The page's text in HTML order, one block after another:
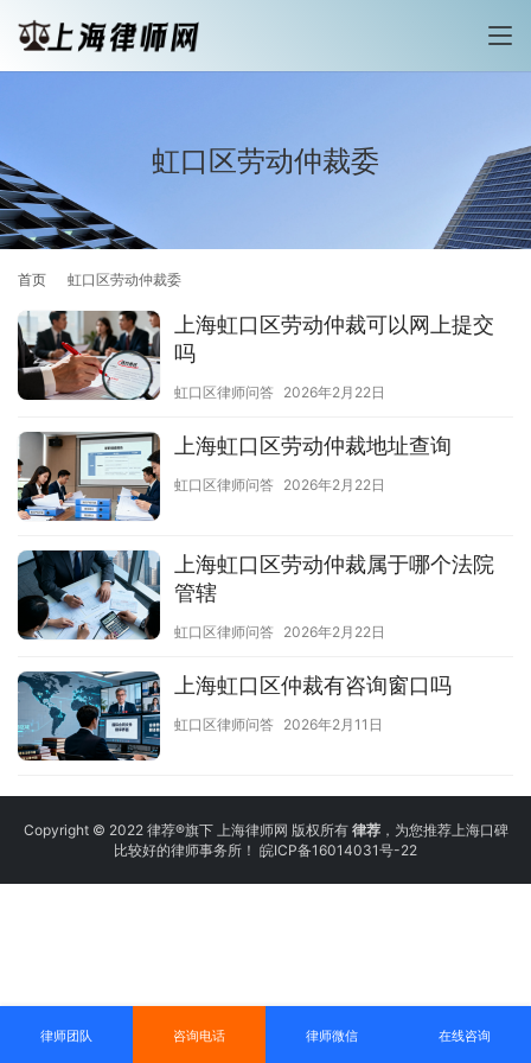
虹口区劳动仲裁委
首页 虹口区劳动仲裁委
上海虹口区劳动仲裁可以网上提交
吗
虹口区律师问答 2026年2月22日
上海虹口区劳动仲裁地址查询
虹口区律师问答 2026年2月22日
上海虹口区劳动仲裁属于哪个法院
管辖
虹口区律师问答 2026年2月22日
上海虹口区仲裁有咨询窗口吗
虹口区律师问答 2026年2月11日
Copyright © 2022 律荐®旗下 上海律师网 版权所有 律荐，为您推荐上海口碑
比较好的律师事务所！ 皖ICP备16014031号-22
律师团队 咨询电话 律师微信 在线咨询